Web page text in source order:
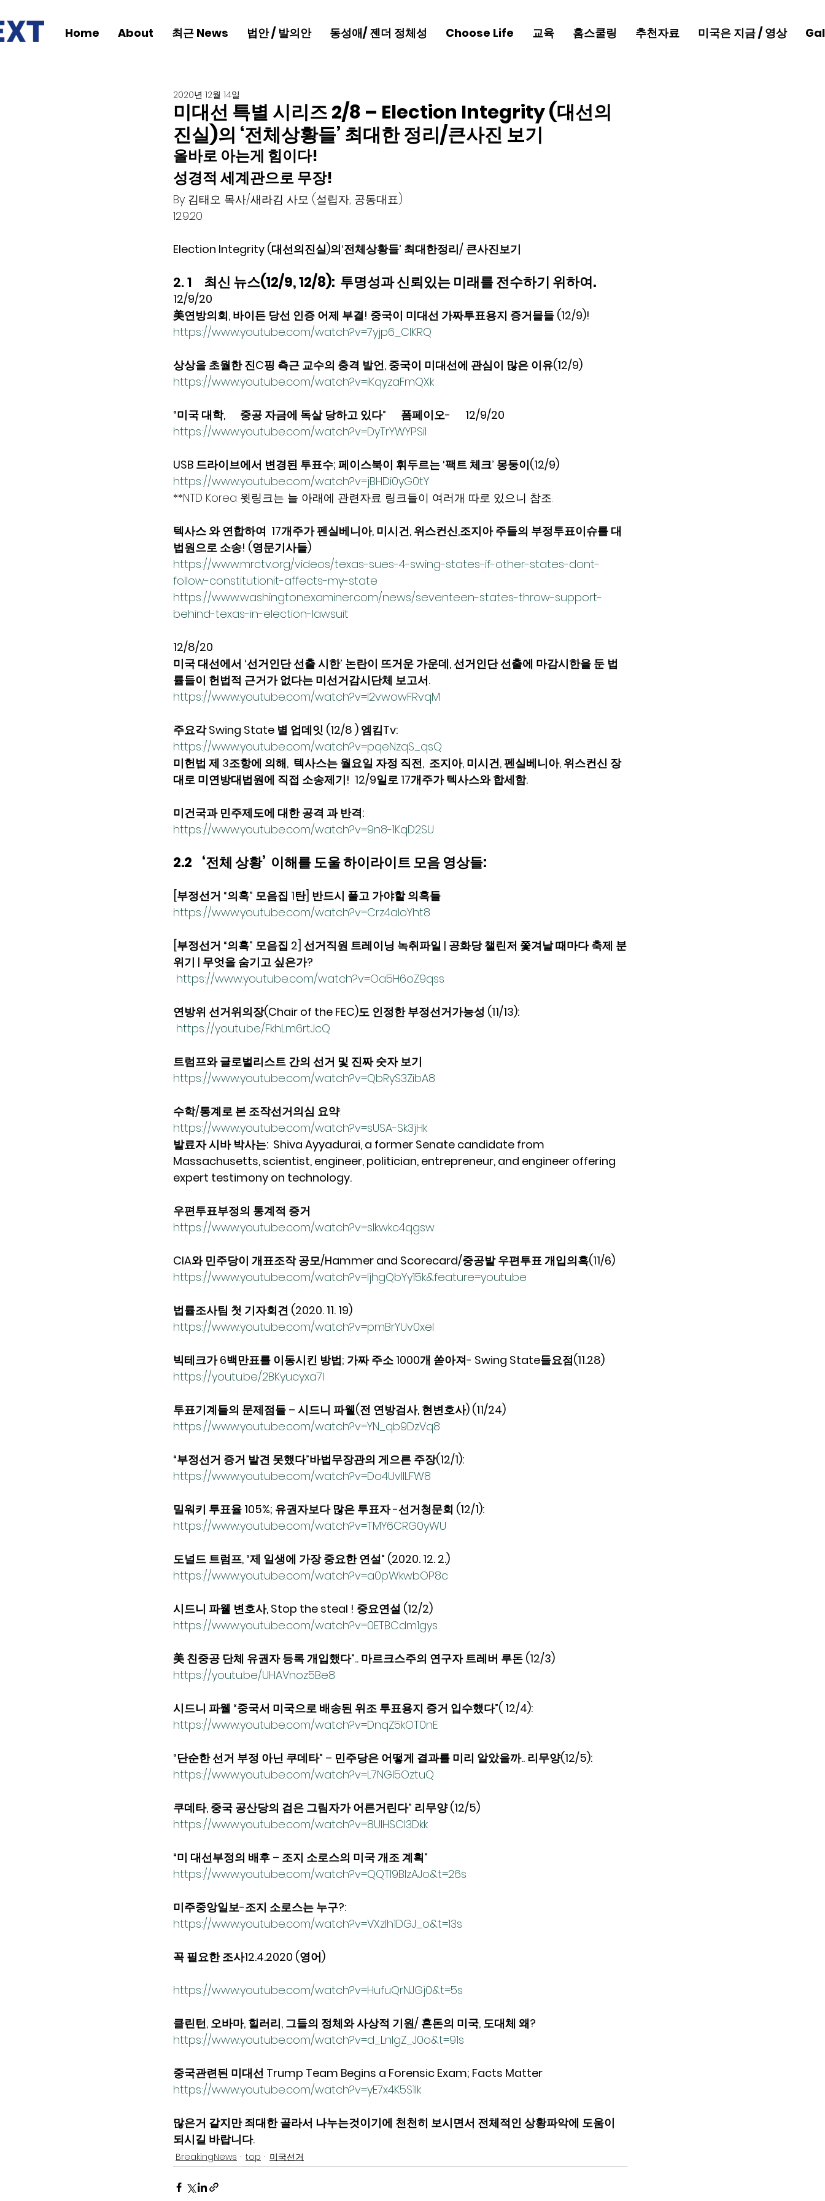
Home About 최근 News 법안 / 발의안 동성애/ 젠더 정체성 Choose Life 교육 홈스쿨링 추천자료 미국은 지금 / 영상
미대선 특별 시리즈 2/8 – Election Integrity (대선의
진실)의 ‘전체상황들’ 최대한 정리/큰사진 보기
2020년 12월 14일
올바로 아는게 힘이다!
성경적 세계관으로 무장!
By 김태오 목사/새라김 사모 (설립자, 공동대표)
12.9.20
Election Integrity (대선의진실)의‘전체상황들’ 최대한정리/ 큰사진보기
2. 1 최신 뉴스(12/9, 12/8):  투명성과 신뢰있는 미래를 전수하기 위하여.
12/9/20
美연방의회, 바이든 당선 인증 어제 부결! 중국이 미대선 가짜투표용지 증거믈들 (12/9)!
https://www.youtube.com/watch?v=7yjp6_CIKRQ
상상을 초월한 진C핑 측근 교수의 충격 발언, 중국이 미대선에 관심이 많은 이유(12/9)
https://www.youtube.com/watch?v=iKqyzaFmQXk
“미국 대학,      중공 자금에 독살 당하고 있다”      폼페이오-      12/9/20
https://www.youtube.com/watch?v=DyTrYWYPSiI
USB 드라이브에서 변경된 투표수; 페이스북이 휘두르는 ‘팩트 체크’ 몽둥이(12/9)
https://www.youtube.com/watch?v=jBHDi0yG0tY
**NTD Korea 윗링크는 늘 아래에 관련자료 링크들이 여러개 따로 있으니 참조.
텍사스 와 연합하여  17개주가 펜실베니아, 미시건, 위스컨신,조지아 주들의 부정투표이슈를 대
법원으로 소송! (영문기사들)
https://www.mrctv.org/videos/texas-sues-4-swing-states-if-other-states-dont-
follow-constitutionit-affects-my-state
https://www.washingtonexaminer.com/news/seventeen-states-throw-support-
behind-texas-in-election-lawsuit
12/8/20
미국 대선에서 ‘선거인단 선출 시한’ 논란이 뜨거운 가운데, 선거인단 선출에 마감시한을 둔 법
률들이 헌법적 근거가 없다는 미선거감시단체 보고서.
https://www.youtube.com/watch?v=l2vwowFRvqM
주요각 Swing State 별 업데잇 (12/8 ) 엠킴Tv:
https://www.youtube.com/watch?v=pqeNzqS_qsQ
미헌법 제 3조항에 의해,  텍사스는 월요일 자정 직전,  조지아, 미시건, 펜실베니아, 위스컨신 장
대로 미연방대법원에 직접 소송제기!  12/9일로 17개주가 텍사스와 합세함.
미건국과 민주제도에 대한 공격 과 반격:
https://www.youtube.com/watch?v=9n8-1KqD2SU
2.2    ‘전체 상황’  이해를 도울 하이라이트 모음 영상들:
[부정선거 “의혹” 모음집 1탄] 반드시 풀고 가야할 의혹들
https://www.youtube.com/watch?v=Crz4aloYht8
[부정선거 “의혹” 모음집 2] 선거직원 트레이닝 녹취파일 | 공화당 챌린저 쫓겨날 때마다 축제 분
위기 | 무엇을 숨기고 싶은가?
https://www.youtube.com/watch?v=Oa5H6oZ9qss
연방위 선거위의장(Chair of the FEC)도 인정한 부정선거가능성 (11/13):
https://youtu.be/FkhLm6rtJcQ
트럼프와 글로벌리스트 간의 선거 및 진짜 숫자 보기
https://www.youtube.com/watch?v=QbRyS3ZibA8
수학/통계로 본 조작선거의심 요약:
https://www.youtube.com/watch?v=sUSA-Sk3jHk
발료자 시바 박사는:  Shiva Ayyadurai, a former Senate candidate from
Massachusetts, scientist, engineer, politician, entrepreneur, and engineer offering
expert testimony on technology.
우편투표부정의 통계적 증거
https://www.youtube.com/watch?v=slkwkc4qgsw
CIA와 민주당이 개표조작 공모/Hammer and Scorecard/중공발 우편투표 개입의혹(11/6)
https://www.youtube.com/watch?v=ljhgQbYy15k&feature=youtu.be
법률조사팀 첫 기자회견 (2020. 11. 19)
https://www.youtube.com/watch?v=pmBrYUv0xeI
빅테크가 6백만표를 이동시킨 방법; 가짜 주소 1000개 쏟아져- Swing State들요점(11.28)
https://youtu.be/2BKyucyxa7I
투표기계들의 문제점들 – 시드니 파웰(전 연방검사, 현변호사) (11/24)
https://www.youtube.com/watch?v=YN_qb9DzVq8
“부정선거 증거 발견 못했다”바법무장관의 게으른 주장(12/1):
https://www.youtube.com/watch?v=Do4UvIILFW8
밀워키 투표율 105%; 유권자보다 많은 투표자 -선거청문회 (12/1):
https://www.youtube.com/watch?v=TMY6CRG0yWU
도널드 트럼프, “제 일생에 가장 중요한 연설” (2020. 12. 2.)
https://www.youtube.com/watch?v=a0pWkwbOP8c
시드니 파웰 변호사, Stop the steal ! 중요연설 (12/2)
https://www.youtube.com/watch?v=0ETBCdm1gys
美 친중공 단체 유권자 등록 개입했다”.. 마르크스주의 연구자 트레버 루돈 (12/3)
https://youtu.be/UHAVnoz5Be8
시드니 파웰 “중국서 미국으로 배송된 위조 투표용지 증거 입수했다”( 12/4):
https://www.youtube.com/watch?v=DnqZ5kOT0nE
“단순한 선거 부정 아닌 쿠데타” – 민주당은 어떻게 결과를 미리 알았을까.. 리무양(12/5):
https://www.youtube.com/watch?v=L7NGI5OztuQ
쿠데타, 중국 공산당의 검은 그림자가 어른거린다” 리무양 (12/5)
https://www.youtube.com/watch?v=8UIHSCI3Dkk
“미 대선부정의 배후 – 조지 소로스의 미국 개조 계획”
https://www.youtube.com/watch?v=QQTl9BIzAJo&t=26s
미주중앙일보-조지 소로스는 누구?:
https://www.youtube.com/watch?v=VXzIh1DGJ_o&t=13s
꼭 필요한 조사12.4.2020 (영어)
https://www.youtube.com/watch?v=HufuQrNJGj0&t=5s
클린턴, 오바마, 힐러리, 그들의 정체와 사상적 기원/ 혼돈의 미국, 도대체 왜?
https://www.youtube.com/watch?v=d_LnlgZ_J0o&t=91s
중국관련된 미대선 Trump Team Begins a Forensic Exam; Facts Matter
https://www.youtube.com/watch?v=yE7x4K5S1Ik
많은거 같지만 죄대한 골라서 나누는것이기에 천천히 보시면서 전체적인 상황파악에 도움이
되시길 바랍니다.
BreakingNews top 미국선거